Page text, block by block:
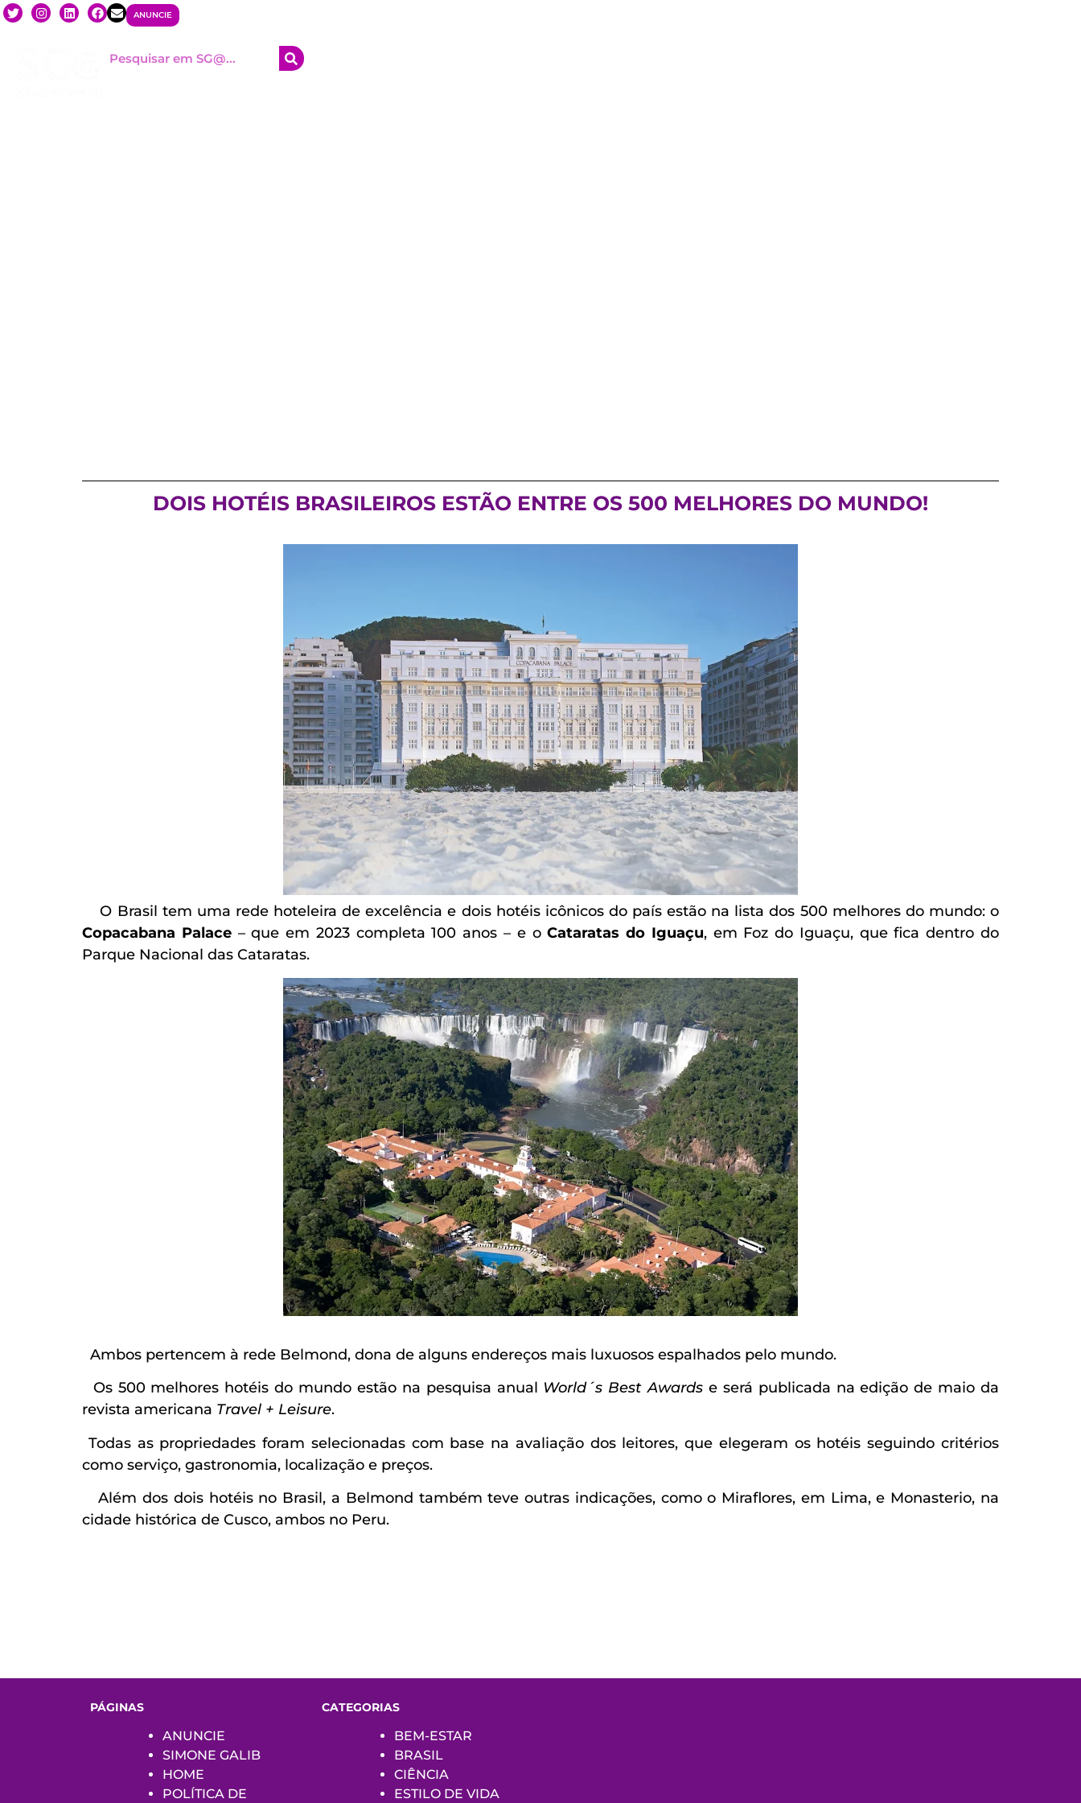
ANUNCIE
DOIS HOTÉIS BRASILEIROS ESTÃO ENTRE OS 500 MELHORES DO MUNDO!
O Brasil tem uma rede hoteleira de excelência e dois hotéis icônicos do país estão na lista dos 500 melhores do mundo: o
Copacabana Palace– que em 2023 completa 100 anos – e oCataratas do Iguaçu, em Foz do Iguaçu, que fica dentro do
Parque Nacional das Cataratas.
Ambos pertencem à rede Belmond, dona de alguns endereços mais luxuosos espalhados pelo mundo.
Os 500 melhores hotéis do mundo estão na pesquisa anual World´s Best Awards e será publicada na edição de maio da
revista americana Travel + Leisure.
Todas as propriedades foram selecionadas com base na avaliação dos leitores, que elegeram os hotéis seguindo critérios
como serviço, gastronomia, localização e preços.
Além dos dois hotéis no Brasil, a Belmond também teve outras indicações, como o Miraflores, em Lima, e Monasterio, na
cidade histórica de Cusco, ambos no Peru.
PÁGINAS
ANUNCIE
SIMONE GALIB
HOME
POLÍTICA DE
CATEGORIAS
BEM-ESTAR
BRASIL
CIÊNCIA
ESTILO DE VIDA